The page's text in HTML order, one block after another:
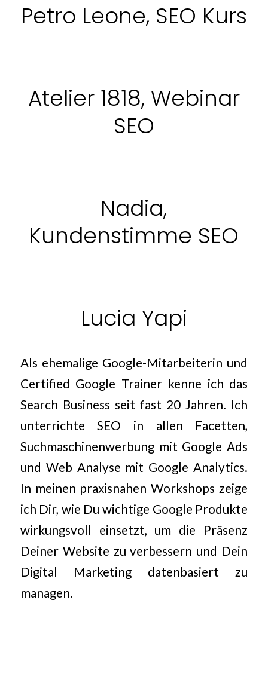
Petro Leone, SEO Kurs
Atelier 1818, Webinar
SEO
Nadia,
Kundenstimme SEO
Lucia Yapi
Als ehemalige Google-Mitarbeiterin und
Certified Google Trainer kenne ich das
Search Business seit fast 20 Jahren. Ich
unterrichte SEO in allen Facetten,
Suchmaschinenwerbung mit Google Ads
und Web Analyse mit Google Analytics.
In meinen praxisnahen Workshops zeige
ich Dir, wie Du wichtige Google Produkte
wirkungsvoll einsetzt, um die Präsenz
Deiner Website zu verbessern und Dein
Digital Marketing datenbasiert zu
managen.